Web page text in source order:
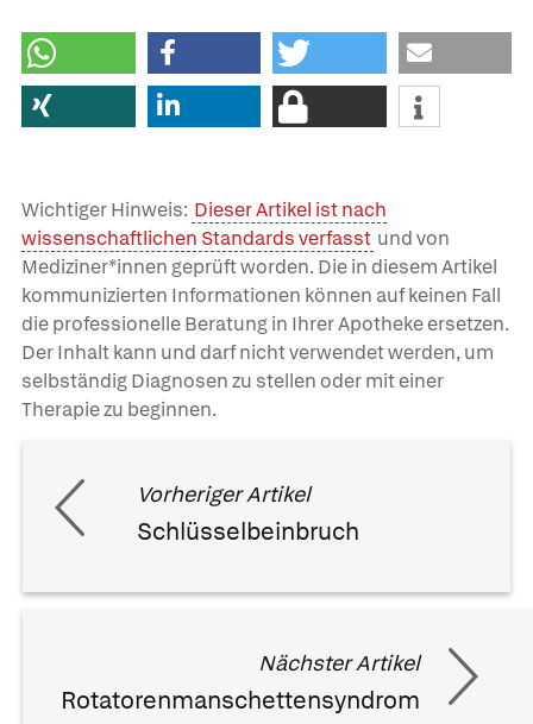
Wichtiger Hinweis: Dieser Artikel ist nach
wissenschaftlichen Standards verfasst und von
Mediziner*innen geprüft worden. Die in diesem Artikel
kommunizierten Informationen können auf keinen Fall
die professionelle Beratung in Ihrer Apotheke ersetzen.
Der Inhalt kann und darf nicht verwendet werden, um
selbständig Diagnosen zu stellen oder mit einer
Therapie zu beginnen.
Vorheriger Artikel
Schlüsselbeinbruch
Nächster Artikel
Rotatorenmanschettensyndrom